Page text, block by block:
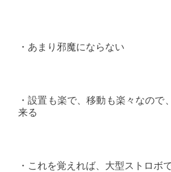
・あまり邪魔にならない
・設置も楽で、移動も楽々なので
来る
・これを覚えれば、大型ストロボ